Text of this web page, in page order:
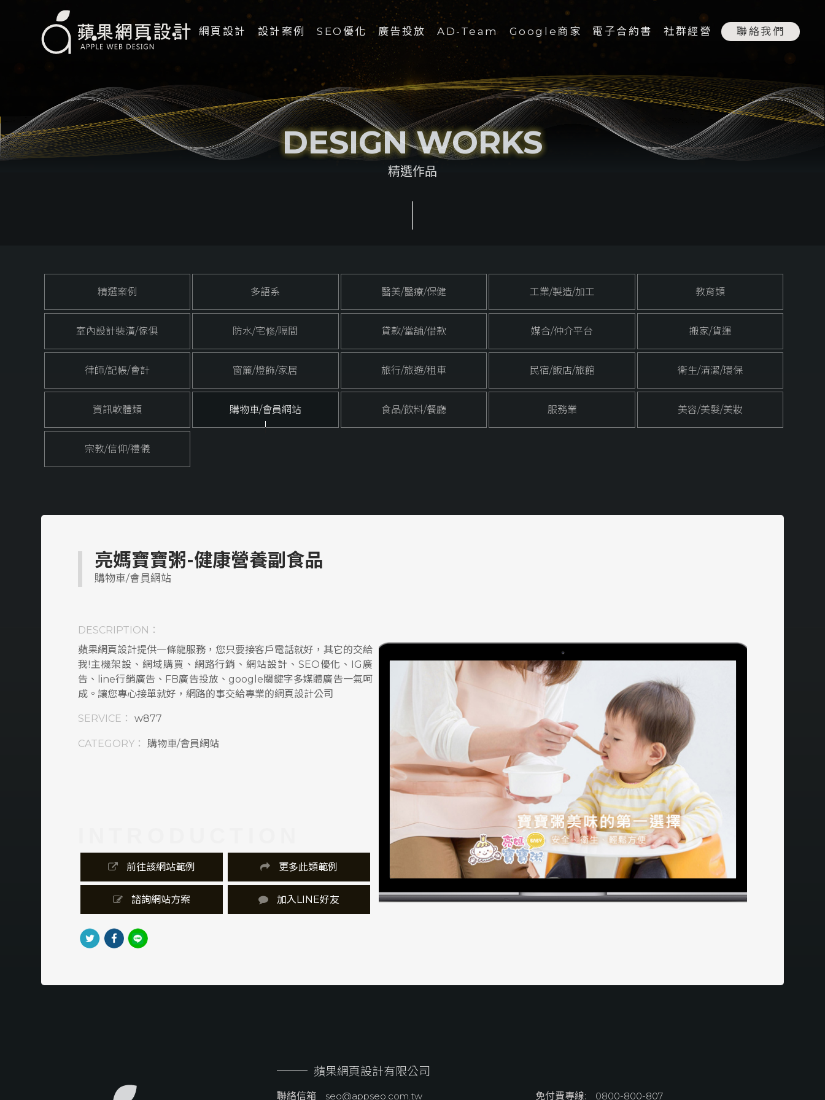
網頁設計 設計案例 SEO優化 廣告投放
Google
Meta
Youtube
LINE
AD-Team Google商家 電子合約書 社群經營 聯絡我們
DESIGN WORKS
精選作品
精選案例 多語系 醫美/醫療/保健 工業/製造/加工 教育類
室內設計裝潢/傢俱 防水/宅修/隔間 貸款/當舖/借款 媒合/仲介平台 搬家/貨運
律師/記帳/會計 窗簾/燈飾/家居 旅行/旅遊/租車 民宿/飯店/旅館 衛生/清潔/環保
資訊軟體類 購物車/會員網站 食品/飲料/餐廳 服務業 美容/美髮/美妝
宗教/信仰/禮儀
亮媽寶寶粥-健康營養副食品
購物車/會員網站
DESCRIPTION：
蘋果網頁設計提供一條龍服務，您只要接客戶電話就好，其它的交給
我!主機架設、網域購買、網路行銷、網站設計、SEO優化、IG廣
告、line行銷廣告、FB廣告投放、google關鍵字多媒體廣告一氣呵
成。讓您專心接單就好，網路的事交給專業的網頁設計公司
SERVICE： w877
CATEGORY： 購物車/會員網站
前往該網站範例 更多此類範例
諮詢網站方案 加入LINE好友
蘋果網頁設計有限公司
聯絡信箱 seo@appseo.com.tw 免付費專線: 0800-800-807